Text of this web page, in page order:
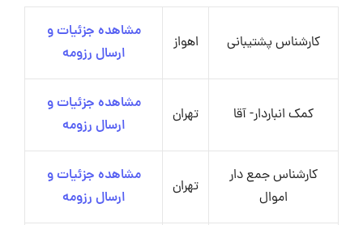
کارشناس پشتیبانی اهواز
مشاهده جزئیات و
ارسال رزومه
کمک انباردار- آقا تهران
مشاهده جزئیات و
ارسال رزومه
کارشناس جمع دار
اموال
تهران
مشاهده جزئیات و
ارسال رزومه